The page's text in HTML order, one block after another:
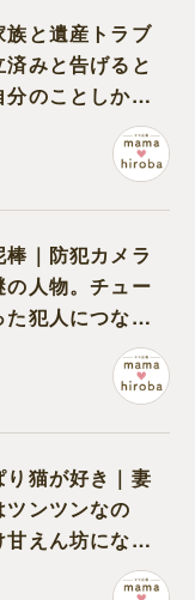
族と遺産トラブ
みと告げると
のことしか考
棒｜防犯カメラ
の人物。チュー
た犯人につなが
のか期待する
り猫が好き｜妻
ツンツンなの
えん坊になる